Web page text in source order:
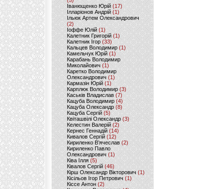
Іванющенко Юрій (17)
Ілларіонов Андрій (1)
Ільюк Артем Олександрович
(2)
Іоффе Юлій (1)
Калетник Григорій(1)
Калетник Ігор (33)
Кальцев Володимир(1)
Камельчук Юрій (1)
Карабань Володимир
Миколайович (1)
Каретко Володимир
Олександрович (1)
Кармазін Юрій(1)
Карплюк Володимир(3)
Каськів Владислав (7)
Кацуба Володимир (4)
Кацуба Олександр (8)
Кацуба Сергій (5)
Квіташвілі Олександр(3)
Келестин Валерій(2)
Кернес Геннадій (14)
Кивалов Сергій (12)
Кириленко В’ячеслав (2)
Кириленко Павло
Олександрович (1)
Ківа Ілля (5)
Ківалов Сергій(46)
Кірш Олександр Вікторович (1)
Кісільов Ігор Петрович (1)
Кіссе Антон (2)